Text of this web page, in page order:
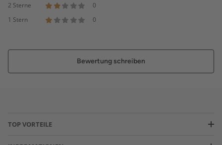
2 Sterne
0
1 Stern
0
Bewertung schreiben
TOP VORTEILE